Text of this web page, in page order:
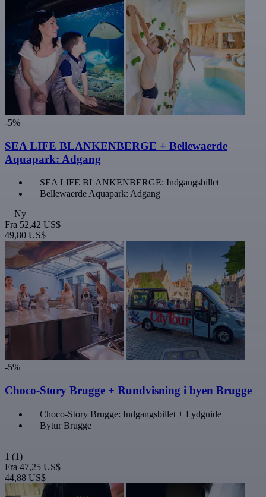
-5%
SEA LIFE BLANKENBERGE + Bellewaerde
Aquapark: Adgang
SEA LIFE BLANKENBERGE: Indgangsbillet
Bellewaerde Aquapark: Adgang
Ny
Fra 52,42 US$
49,80 US$
-5%
Choco-Story Brugge + Rundvisning i byen Brugge
Choco-Story Brugge: Indgangsbillet + Lydguide
Bytur Brugge
1 (1)
Fra 47,25 US$
44,88 US$